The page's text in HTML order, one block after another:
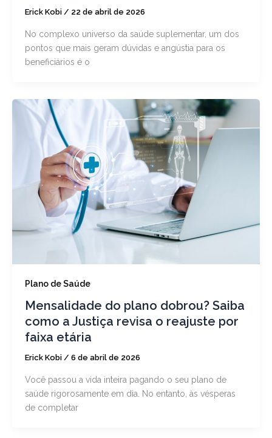
Erick Kobi / 22 de abril de 2026
No complexo universo da saúde suplementar, um dos
pontos que mais geram dúvidas e angústia para os
beneficiários é o
Plano de Saúde
Mensalidade do plano dobrou? Saiba
como a Justiça revisa o reajuste por
faixa etária
Erick Kobi / 6 de abril de 2026
Você passou a vida inteira pagando o seu plano de
saúde rigorosamente em dia. No entanto, às vésperas
de completar